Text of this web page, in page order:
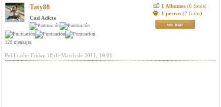
Taty88
Casi Adicto
120 mensajes
1 Albumes (6 fotos)
1 perros (2 fotos)
ver mas
Publicado: Friday 18 de March de 2011, 19:01